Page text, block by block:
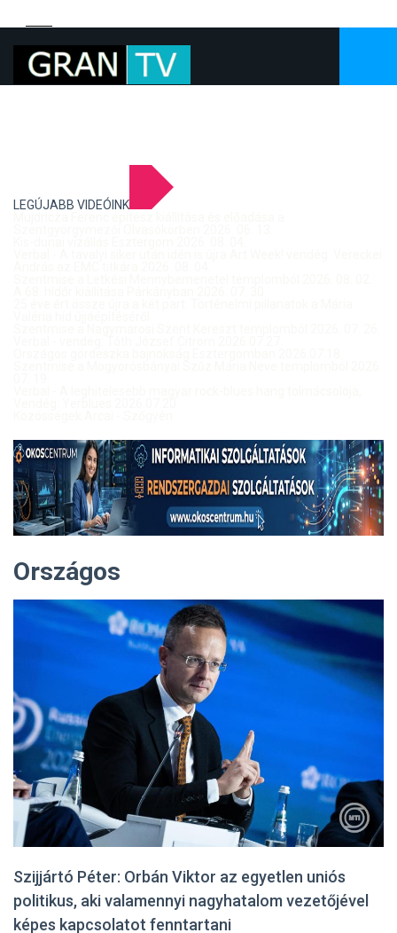
LEGÚJABB VIDEÓINK
Országos
Szijjártó Péter: Orbán Viktor az egyetlen uniós
politikus, aki valamennyi nagyhatalom vezetőjével
képes kapcsolatot fenntartani